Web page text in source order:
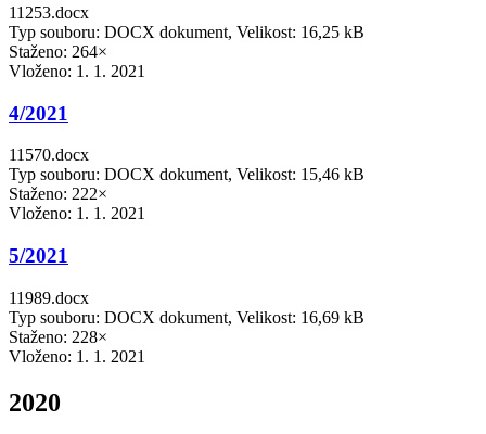
11253.docx
Typ souboru: DOCX dokument, Velikost: 16,25 kB
Staženo: 264×
Vloženo: 1. 1. 2021
4/2021
11570.docx
Typ souboru: DOCX dokument, Velikost: 15,46 kB
Staženo: 222×
Vloženo: 1. 1. 2021
5/2021
11989.docx
Typ souboru: DOCX dokument, Velikost: 16,69 kB
Staženo: 228×
Vloženo: 1. 1. 2021
2020